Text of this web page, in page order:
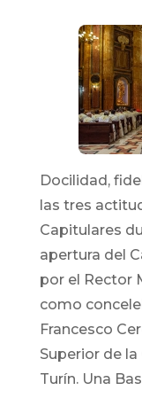
Docilidad,
las tres
Capitulares
apertura del
por el Rector
como
Francesco
Superior de
Turín. Una